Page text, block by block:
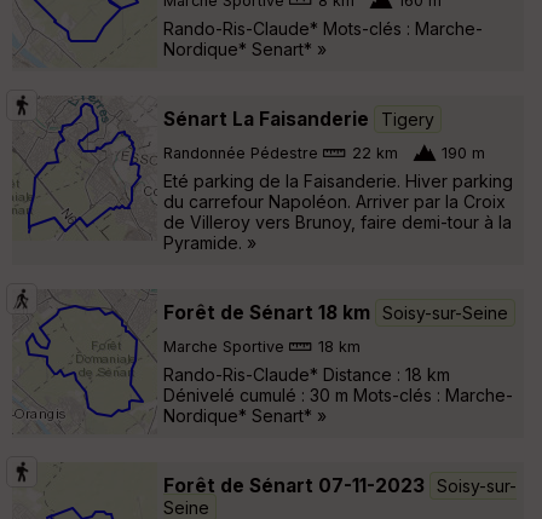
Rando-Ris-Claude* Mots-clés : Marche-
Nordique* Senart* »
Sénart La Faisanderie Tigery
Randonnée Pédestre 22 km 190 m
Eté parking de la Faisanderie. Hiver parking
du carrefour Napoléon. Arriver par la Croix
de Villeroy vers Brunoy, faire demi-tour à la
Pyramide. »
Forêt de Sénart 18 km Soisy-sur-Seine
Marche Sportive 18 km
Rando-Ris-Claude* Distance : 18 km
Dénivelé cumulé : 30 m Mots-clés : Marche-
Nordique* Senart* »
Forêt de Sénart 07-11-2023
Soisy-sur-
Seine